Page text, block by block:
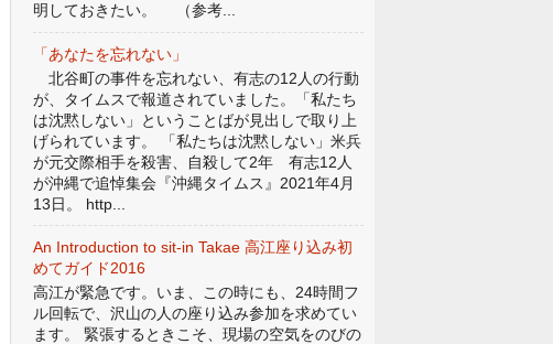
明しておきたい。 （参考...
「あなたを忘れない」
北谷町の事件を忘れない、有志の12人の行動
が、タイムスで報道されていました。「私たち
は沈黙しない」ということばが見出しで取り上
げられています。 「私たちは沈黙しない」米兵
が元交際相手を殺害、自殺して2年 有志12人
が沖縄で追悼集会『沖縄タイムス』2021年4月
13日。 http...
An Introduction to sit-in Takae 高江座り込み初
めてガイド2016
高江が緊急です。いま、この時にも、24時間フ
ル回転で、沢山の人の座り込み参加を求めてい
ます。 緊張するときこそ、現場の空気をのびの